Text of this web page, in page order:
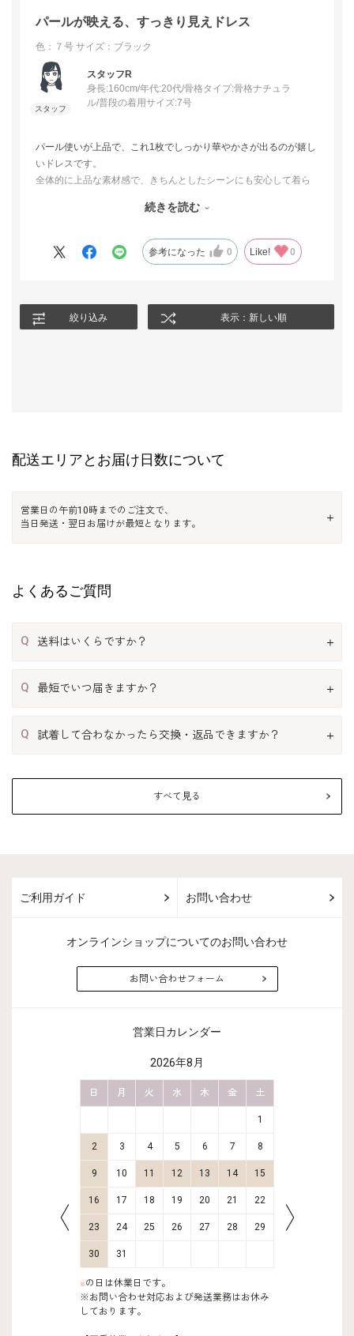
パールが映える、すっきり見えドレス
色：７号 サイズ：ブラック
スタッフR
身長:160cm/年代:20代/骨格タイプ:骨格ナチュラ
ル/普段の着用サイズ:7号
パール使いが上品で、これ1枚でしっかり華やかさが出るのが嬉し
いドレスです。
全体的に上品な素材感で、きちんとしたシーンにも安心して着ら
て、着ると自然とすっきり見えするのがポイント。
フォーマル感はあるのに重たく見えなくて、大人っぽく着られる
後ろがゴム仕様で見た目以上に楽な着心地なのに、ちゃんと細見
えするのも推しポイントです。
1枚持っておくとかなり頼れるドレスだと思います◎
続きを読む
参考になった 0 Like! 0
絞り込み 表示：新しい順
配送エリアとお届け日数について
営業日の午前10時までのご注文で、
当日発送・翌日お届けが最短となります。
よくあるご質問
Q 送料はいくらですか？
Q 最短でいつ届きますか？
Q 試着して合わなかったら交換・返品できますか？
すべて見る
ご利用ガイド お問い合わせ
オンラインショップについてのお問い合わせ
お問い合わせフォーム
営業日カレンダー
2026年8月
日 月 火 水 木 金 土
1
2 3 4 5 6 7 8
9 10 11 12 13 14 15
16 17 18 19 20 21 22
23 24 25 26 27 28 29
30 31
■の日は休業日です。
※お問い合わせ対応および発送業務はお休み
しております。